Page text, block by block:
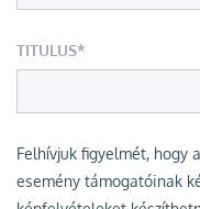
TITULUS*
Felhívjuk figyelmét, hogy
esemény támogatóinak